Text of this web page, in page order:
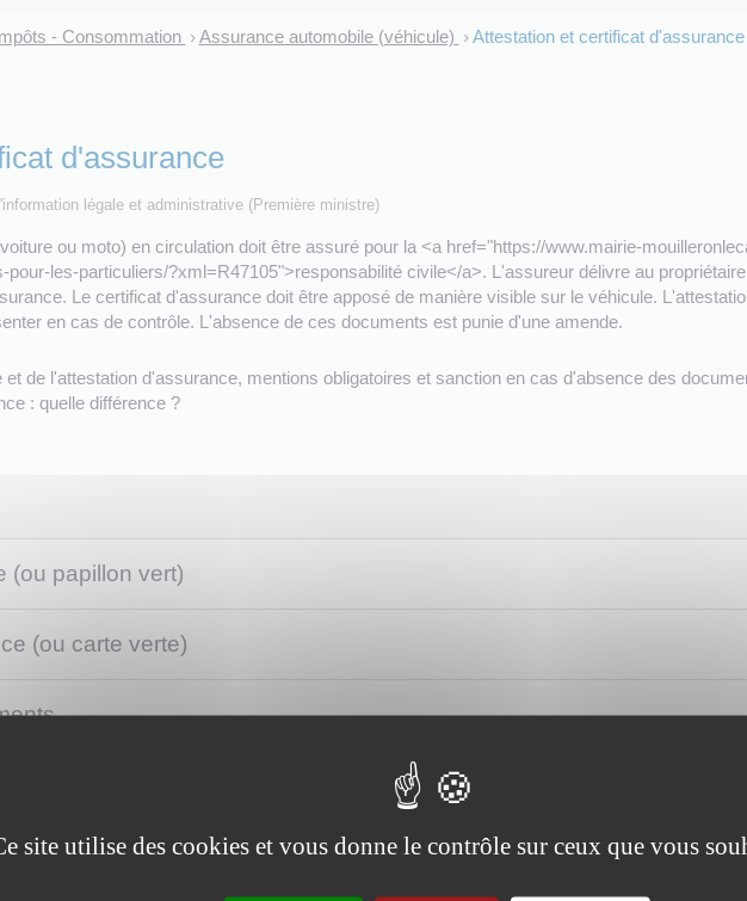
- Consommation > Assurance automobile (véhicule) > Attestation et certificat d'assurance
d'assurance
légale et administrative (Première ministre)
ou moto) en circulation doit être assuré pour la <a href="https://www.mairie-
les-particuliers/?xml=R47105">responsabilité civile</a>. L'assureur délivre au
Le certificat d'assurance doit être apposé de manière visible sur le véhicule.
en cas de contrôle. L'absence de ces documents est punie d'une amende.
: quelle différence ?
(ou papillon vert)
(ou carte verte)
assurés
site utilise des cookies et vous donne le contrôle sur ceux que vous